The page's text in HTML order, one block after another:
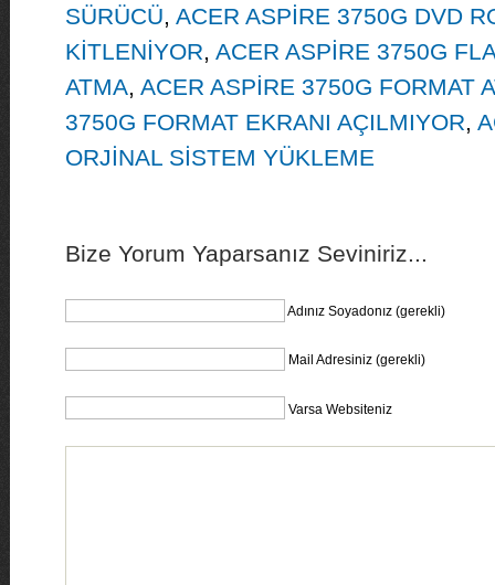
SÜRÜCÜ, ACER ASPİRE 3750G DVD
KİTLENİYOR, ACER ASPİRE 3750G
ATMA, ACER ASPİRE 3750G FORMAT
3750G FORMAT EKRANI AÇILMIYOR,
ORJİNAL SİSTEM YÜKLEME
Bize Yorum Yaparsanız Seviniriz...
Adınız Soyadonız (gerekli)
Mail Adresiniz (gerekli)
Varsa Websiteniz